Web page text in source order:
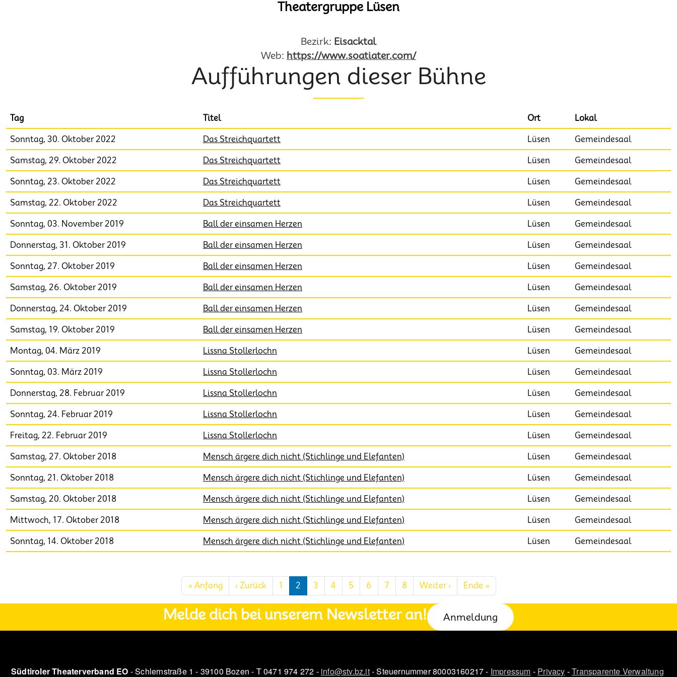
Theatergruppe Lüsen
Bezirk: Eisacktal
Web: https://www.soatiater.com/
Aufführungen dieser Bühne
Tag Titel Ort Lokal
Sonntag, 30. Oktober 2022 Das Streichquartett Lüsen Gemeindesaal
Samstag, 29. Oktober 2022 Das Streichquartett Lüsen Gemeindesaal
Sonntag, 23. Oktober 2022 Das Streichquartett Lüsen Gemeindesaal
Samstag, 22. Oktober 2022 Das Streichquartett Lüsen Gemeindesaal
Sonntag, 03. November 2019 Ball der einsamen Herzen Lüsen Gemeindesaal
Donnerstag, 31. Oktober 2019 Ball der einsamen Herzen Lüsen Gemeindesaal
Sonntag, 27. Oktober 2019 Ball der einsamen Herzen Lüsen Gemeindesaal
Samstag, 26. Oktober 2019 Ball der einsamen Herzen Lüsen Gemeindesaal
Donnerstag, 24. Oktober 2019 Ball der einsamen Herzen Lüsen Gemeindesaal
Samstag, 19. Oktober 2019 Ball der einsamen Herzen Lüsen Gemeindesaal
Montag, 04. März 2019 Lissna Stollerlochn Lüsen Gemeindesaal
Sonntag, 03. März 2019 Lissna Stollerlochn Lüsen Gemeindesaal
Donnerstag, 28. Februar 2019 Lissna Stollerlochn Lüsen Gemeindesaal
Sonntag, 24. Februar 2019 Lissna Stollerlochn Lüsen Gemeindesaal
Freitag, 22. Februar 2019 Lissna Stollerlochn Lüsen Gemeindesaal
Samstag, 27. Oktober 2018 Mensch ärgere dich nicht (Stichlinge und Elefanten) Lüsen Gemeindesaal
Sonntag, 21. Oktober 2018 Mensch ärgere dich nicht (Stichlinge und Elefanten) Lüsen Gemeindesaal
Samstag, 20. Oktober 2018 Mensch ärgere dich nicht (Stichlinge und Elefanten) Lüsen Gemeindesaal
Mittwoch, 17. Oktober 2018 Mensch ärgere dich nicht (Stichlinge und Elefanten) Lüsen Gemeindesaal
Sonntag, 14. Oktober 2018 Mensch ärgere dich nicht (Stichlinge und Elefanten) Lüsen Gemeindesaal
« AnfangErste Seite
‹ ZurückVorherige Seite
1 2 3 4 5 6 7 8 Weiter ›Nächste Seite
Ende »Letzte Seite
Melde dich bei unserem Newsletter an! Anmeldung
Südtiroler Theaterverband EO - Schlernstraße 1 - 39100 Bozen - T 0471 974 272 - info@stv.bz.it- Steuernummer 80003160217 - Impressum - Privacy -Transparente Verwaltung